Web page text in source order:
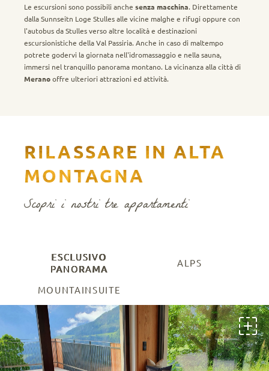
Le escursioni sono possibili anche senza macchina. Direttamente
dalla Sunnseitn Loge Stulles alle vicine malghe e rifugi oppure con
l'autobus da Stulles verso altre località e destinazioni
escursionistiche della Val Passiria. Anche in caso di maltempo
potrete godervi la giornata nell'idromassaggio e nella sauna,
immersi nel tranquillo panorama montano. La vicinanza alla città di
Meranooffre ulteriori attrazioni ed attività.
RILASSARE IN ALTA
MONTAGNA
Scopri i nostri tre appartamenti
ESCLUSIVO
PANORAMA
ALPS
MOUNTAINSUITE